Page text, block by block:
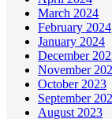
March 2024
February 2024
January 2024
December
November
October 2023
September
August 2023